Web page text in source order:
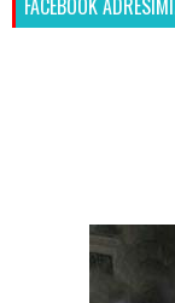
FACEBOOK